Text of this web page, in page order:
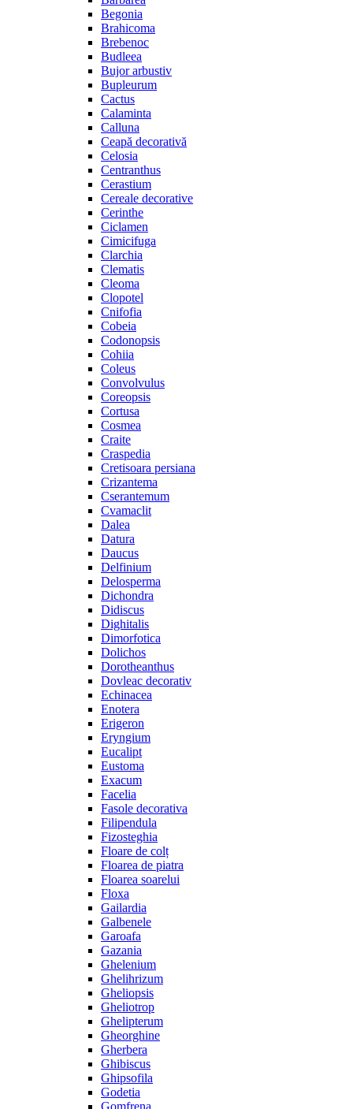
Begonia
Brahicoma
Brebenoc
Budleea
Bujor arbustiv
Bupleurum
Cactus
Calaminta
Calluna
Ceapă decorativă
Celosia
Centranthus
Cerastium
Cereale decorative
Cerinthe
Ciclamen
Cimicifuga
Clarchia
Clematis
Cleoma
Clopotel
Cnifofia
Cobeia
Codonopsis
Cohiia
Coleus
Convolvulus
Coreopsis
Cortusa
Cosmea
Craite
Craspedia
Cretisoara persiana
Crizantema
Cserantemum
Cvamaclit
Dalea
Datura
Daucus
Delfinium
Delosperma
Dichondra
Didiscus
Dighitalis
Dimorfotica
Dolichos
Dorotheanthus
Dovleac decorativ
Echinacea
Enotera
Erigeron
Eryngium
Eucalipt
Eustoma
Exacum
Facelia
Fasole decorativa
Filipendula
Fizosteghia
Floare de colț
Floarea de piatra
Floarea soarelui
Floxa
Gailardia
Galbenele
Garoafa
Gazania
Ghelenium
Ghelihrizum
Gheliopsis
Gheliotrop
Ghelipterum
Gheorghine
Gherbera
Ghibiscus
Ghipsofila
Godetia
Gomfrena